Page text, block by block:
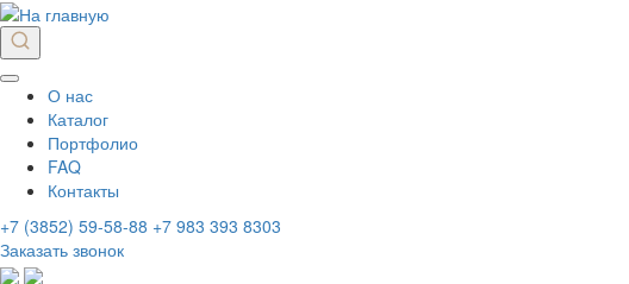
О нас
Каталог
Портфолио
FAQ
Контакты
+7 (3852) 59-58-88 +7 983 393 8303
Заказать звонок